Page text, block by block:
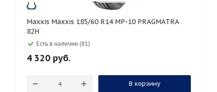
Maxxis Maxxis 185/60 R14 MP-10 PRAGMATRA
82H
Есть в наличии (81)
4 320 руб.
В корзину